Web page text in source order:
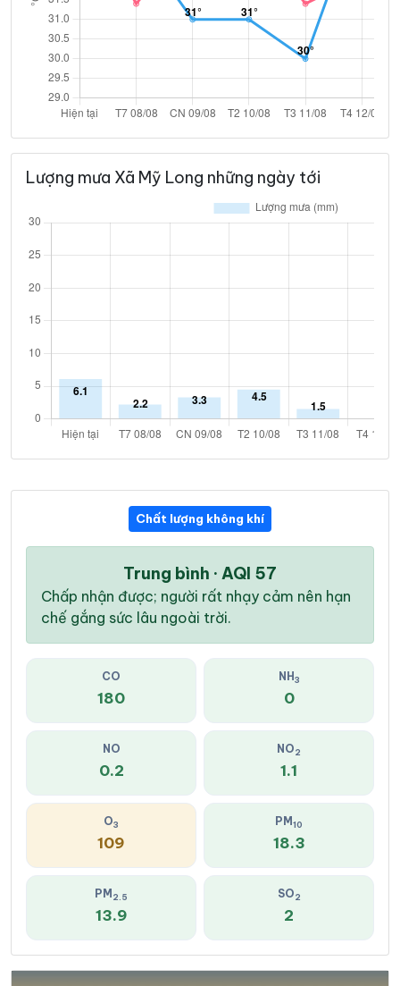
Lượng mưa Xã Mỹ Long những ngày tới
Chất lượng không khí
Trung bình · AQI 57
Chấp nhận được; người rất nhạy cảm nên hạn
chế gắng sức lâu ngoài trời.
CO
180
NH 3
0
NO
0.2
NO2
1.1
O3
109
PM 10
18.3
PM 2.5
13.9
SO2
2